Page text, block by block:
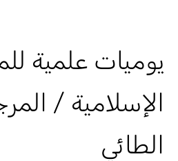
يوميات علمية
الإسلامية /
الطائي